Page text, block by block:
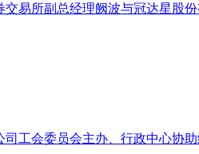
易所副总经理阙波与冠达星股
工会委员会主办、行政中心协